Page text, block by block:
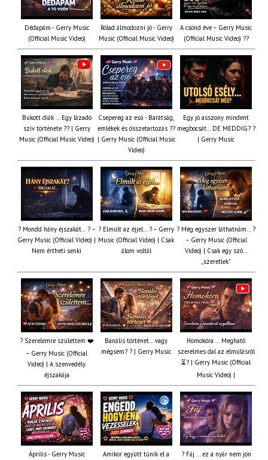
Dédapám - Gerry Music
(Official Music Video)
Rólad álmodozni jó - Gerry
Music (Official Music Video)
A csönd éve – Gerry Music
(Official Music Video) ??
Bukott diák ... Egy lázadó
szív története ?? | Gerry
Music (Official Music Video)
Csepereg az eső - Barátság,
emlékek és összetartozás ?️?
| Gerry Music (Official Music
Video)
Egy jó asszony mindent
megbocsát… DE MEDDIG? ?
| Gerry Music
? Mondd hány éjszakát… ? –
Gerry Music (Official Video) |
Nem értheti senki
? Elmúlt az éjjel… ? – Gerry
Music (Official Video) | Csak
álom voltál
? Még egyszer láthatnám… ?
– Gerry Music (Official
Video) | Csak egy szó…
„szeretlek”
? Szerelemre születtem ❤️
– Gerry Music (Official
Video) | A szenvedély
éjszakája
Banális történet… vagy
mégsem? ? | Gerry Music
Homokóra ... Megható
szerelmes dal az elmúlásról
⏳? | Gerry Music (Official
Music Video) |
Április - Gerry Music
Amikor együtt tűnik el a
? Fáj … ez a nyár nem jön